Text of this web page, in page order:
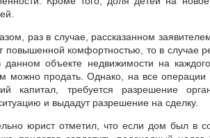
раз в случае, рассказанном
повышенной комфортностью, то в случае
объекте недвижимости на
можно продать. Однако, на все
капитал, требуется разрешение
и выдадут разрешение на сделку.
юрист отметил, что если дом был в